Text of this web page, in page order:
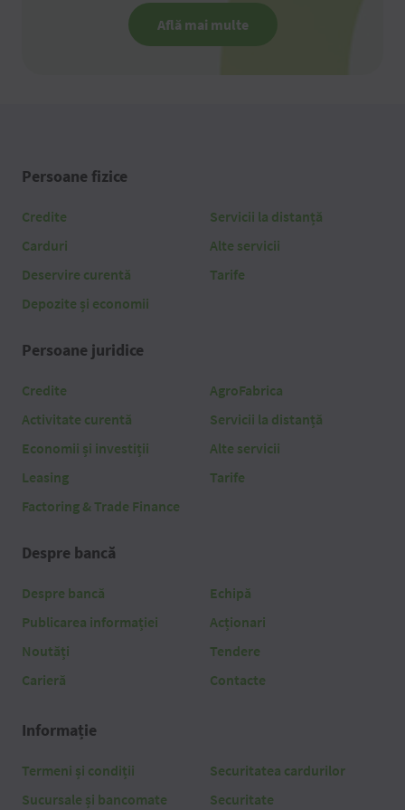
Află mai multe
Persoane fizice
Credite
Carduri
Deservire curentă
Depozite și economii
Servicii la distanță
Alte servicii
Tarife
Persoane juridice
Credite
Activitate curentă
Economii și investiții
Leasing
Factoring & Trade Finance
AgroFabrica
Servicii la distanță
Alte servicii
Tarife
Despre bancă
Despre bancă
Publicarea informației
Noutăți
Carieră
Echipă
Acționari
Tendere
Contacte
Informație
Termeni și condiții
Sucursale și bancomate
Securitatea cardurilor
Securitate